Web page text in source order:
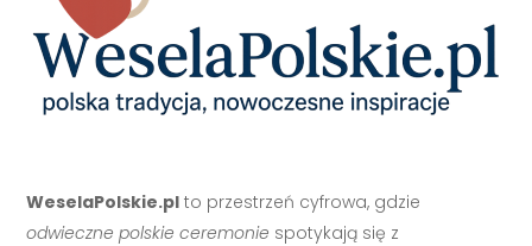
WeselaPolskie.pl to przestrzeń cyfrowa, gdzie
odwieczne polskie ceremonie spotykają się z